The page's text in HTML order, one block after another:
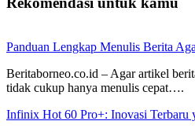
Panduan Lengkap Menulis Berita
Beritaborneo.co.id – Agar artikel
tidak cukup hanya menulis cepat….
Infinix Hot 60 Pro+: Inovasi Terbaru